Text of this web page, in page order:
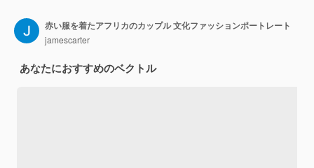
赤い服を着たアフリカのカップル 文化ファッションポートレート
jamescarter
あなたにおすすめのベクトル